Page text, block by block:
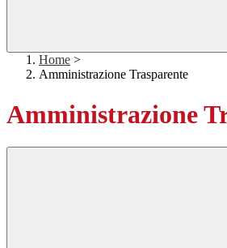
Home >
Amministrazione Trasparente
Amministrazione